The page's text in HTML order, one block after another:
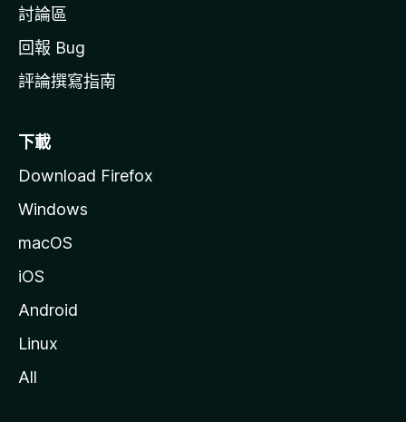
討論區
回報 Bug
評論撰寫指南
下載
Download Firefox
Windows
macOS
iOS
Android
Linux
All